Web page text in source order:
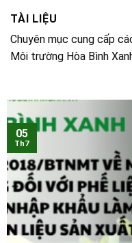
TÀI LIỆU
Chuyên mục cung cấp
Môi trường Hòa Bình
05
Th7